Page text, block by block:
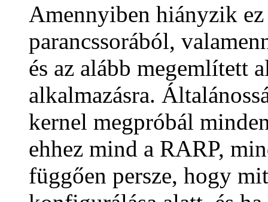
Amennyiben hiányzik ez
parancssorából,
és az alább megemlített
alkalmazásra.
kernel megpróbál
ehhez mind a RARP,
függően persze, hogy